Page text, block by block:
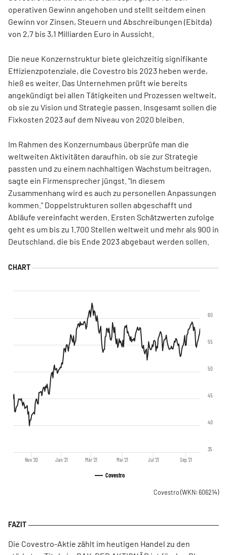
operativen Gewinn angehoben und stellt seitdem einen
Gewinn vor Zinsen, Steuern und Abschreibungen (Ebitda)
von 2,7 bis 3,1 Milliarden Euro in Aussicht.
Die neue Konzernstruktur biete gleichzeitig signifikante
Effizienzpotenziale, die Covestro bis 2023 heben werde,
hieß es weiter. Das Unternehmen prüft wie bereits
angekündigt bei allen Tätigkeiten und Prozessen weltweit,
ob sie zu Vision und Strategie passen. Insgesamt sollen die
Fixkosten 2023 auf dem Niveau von 2020 bleiben.
Im Rahmen des Konzernumbaus überprüfe man die
weltweiten Aktivitäten daraufhin, ob sie zur Strategie
passten und zu einem nachhaltigen Wachstum beitragen,
sagte ein Firmensprecher jüngst. "In diesem
Zusammenhang wird es auch zu personellen Anpassungen
kommen." Doppelstrukturen sollen abgeschafft und
Abläufe vereinfacht werden. Ersten Schätzwerten zufolge
geht es um bis zu 1.700 Stellen weltweit und mehr als 900 in
Deutschland, die bis Ende 2023 abgebaut werden sollen.
Covestro
Nov '20 Jan '21 Mär '21 Mai '21 Jul '21 Sep '21
35
40
45
50
55
60
Covestro (WKN: 606214)
Die Covestro-Aktie zählt im heutigen Handel zu den